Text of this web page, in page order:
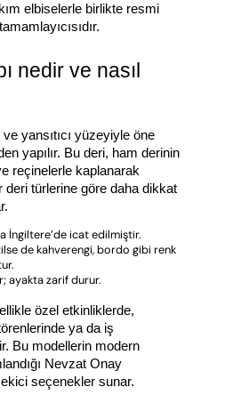
elbiselerle birlikte resmi
nedir ve nasıl
yansıtıcı yüzeyiyle öne
yapılır. Bu deri, ham derinin
reçinelerle kaplanarak
deri türlerine göre daha dikkat
İngiltere’de icat edilmiştir.
de kahverengi, bordo gibi renk
ayakta zarif durur.
özel etkinliklerde,
ya da iş
Bu modellerin modern
Nevzat Onay
seçenekler sunar.